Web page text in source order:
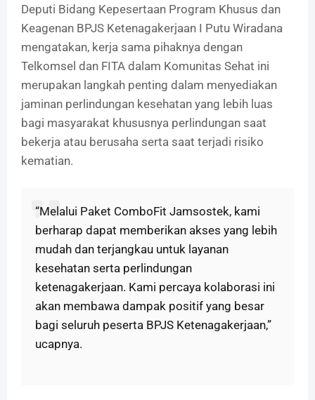
Deputi Bidang Kepesertaan Program Khusus dan
Keagenan BPJS Ketenagakerjaan I Putu Wiradana
mengatakan, kerja sama pihaknya dengan
Telkomsel dan FITA dalam Komunitas Sehat ini
merupakan langkah penting dalam menyediakan
jaminan perlindungan kesehatan yang lebih luas
bagi masyarakat khususnya perlindungan saat
bekerja atau berusaha serta saat terjadi risiko
kematian.
“Melalui Paket ComboFit Jamsostek, kami
berharap dapat memberikan akses yang lebih
mudah dan terjangkau untuk layanan
kesehatan serta perlindungan
ketenagakerjaan. Kami percaya kolaborasi ini
akan membawa dampak positif yang besar
bagi seluruh peserta BPJS Ketenagakerjaan,”
ucapnya.